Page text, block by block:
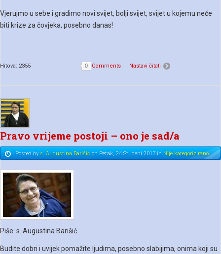
Vjerujmo u sebe i gradimo novi svijet, bolji svijet, svijet u kojemu neće
biti krize za čovjeka, posebno danas!
Comments Nastavi čitati
Hitova: 2355 0
Pravo vrijeme postoji – ono je sad/a
Posted bys. Augustina Barišić on Petak, 24 Studeni 2017 in Nije kategorizirano
Piše: s. Augustina Barišić
Budite dobri i uvijek pomažite ljudima, posebno slabijima, onima koji su